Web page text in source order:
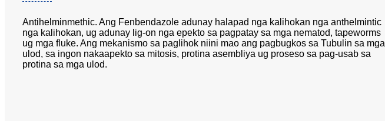
Antihelminmethic. Ang Fenbendazole adunay halapad nga kalihokan nga anthelmintic
nga kalihokan, ug adunay lig-on nga epekto sa pagpatay sa mga nematod, tapeworms
ug mga fluke. Ang mekanismo sa paglihok niini mao ang pagbugkos sa Tubulin sa mga
ulod, sa ingon nakaapekto sa mitosis, protina asembliya ug proseso sa pag-usab sa
protina sa mga ulod.